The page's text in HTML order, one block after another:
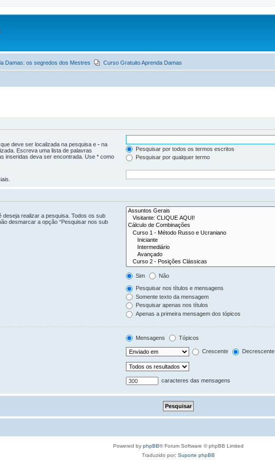
Damas: os segredos dos Mestres Curso Gratuito Aprenda Damas
deve ser localizada na pesquisa e - na
Escreva uma lista de palavras
inseridas deva ser encontrada. Use * como
Pesquisar por todos os termos escritos
Pesquisar por qualquer termo
deseja realizar a pesquisa. Todos os sub
desmarcar a opção “Pesquisar nos sub
Sim Não
Pesquisar nos títulos e mensagens
Somente texto da mensagem
Pesquisar apenas nos títulos
Apenas a primeira mensagem dos tópicos
Mensagens Tópicos
Crescente Decrescente
caracteres das mensagens
Powered by phpBB® Forum Software © phpBB Limited
Traduzido por: Suporte phpBB